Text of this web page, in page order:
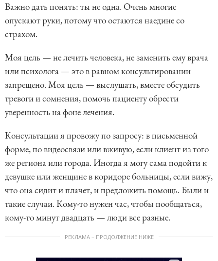
Важно дать понять: ты не одна. Очень многие
опускают руки, потому что остаются наедине со
страхом.
Моя цель — не лечить человека, не заменить ему врача
или психолога — это в равном консультировании
запрещено. Моя цель — выслушать, вместе обсудить
тревоги и сомнения, помочь пациенту обрести
уверенность на фоне лечения.
Консультации я провожу по запросу: в письменной
форме, по видеосвязи или вживую, если клиент из того
же региона или города. Иногда я могу сама подойти к
девушке или женщине в коридоре больницы, если вижу,
что она сидит и плачет, и предложить помощь. Были и
такие случаи. Кому-то нужен час, чтобы пообщаться,
кому-то минут двадцать — люди все разные.
РЕКЛАМА – ПРОДОЛЖЕНИЕ НИЖЕ